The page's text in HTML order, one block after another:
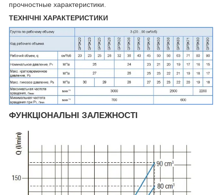
прочностные характеристики.
ТЕХНІЧНІ ХАРАКТЕРИСТИКИ
ФУНКЦІОНАЛЬНІ ЗАЛЕЖНОСТІ